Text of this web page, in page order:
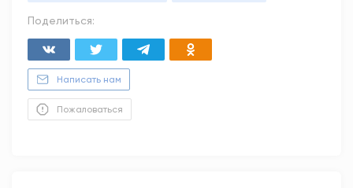
Поделиться:
Написать нам
Пожаловаться